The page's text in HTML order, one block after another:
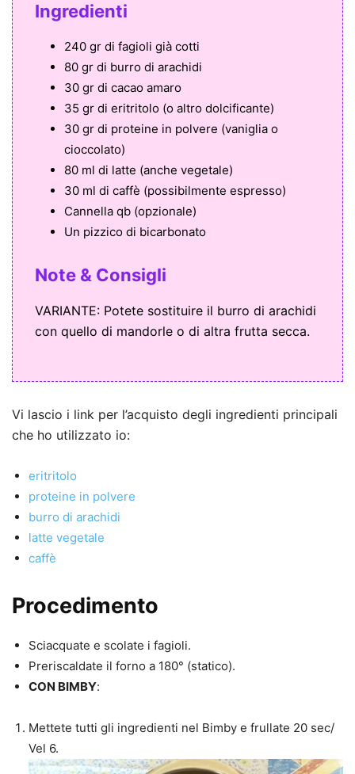
Ingredienti
240 gr di fagioli già cotti
80 gr di burro di arachidi
30 gr di cacao amaro
35 gr di eritritolo (o altro dolcificante)
30 gr di proteine in polvere (vaniglia o
cioccolato)
80 ml di latte (anche vegetale)
30 ml di caffè (possibilmente espresso)
Cannella qb (opzionale)
Un pizzico di bicarbonato
Note & Consigli
VARIANTE: Potete sostituire il burro di arachidi
con quello di mandorle o di altra frutta secca.
Vi lascio i link per l’acquisto degli ingredienti principali
che ho utilizzato io:
eritritolo
proteine in polvere
burro di arachidi
latte vegetale
caffè
Procedimento
Sciacquate e scolate i fagioli.
Preriscaldate il forno a 180° (statico).
CON BIMBY:
Mettete tutti gli ingredienti nel Bimby e frullate 20 sec/
Vel 6.